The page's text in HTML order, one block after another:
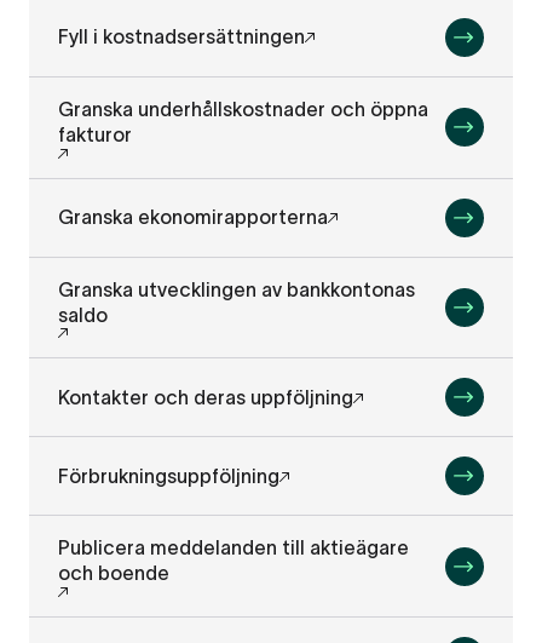
Fyll i kostnadsersättningen
Granska underhållskostnader och öppna
fakturor
Granska ekonomirapporterna
Granska utvecklingen av bankkontonas
saldo
Kontakter och deras uppföljning
Förbrukningsuppföljning
Publicera meddelanden till aktieägare
och boende